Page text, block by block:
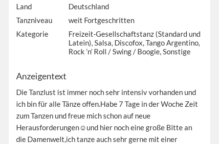
Land
Deutschland
Tanzniveau
weit Fortgeschritten
Kategorie
Freizeit-Gesellschaftstanz (Standard und
Latein), Salsa, Discofox, Tango Argentino,
Rock ’n’ Roll / Swing / Boogie, Sonstige
Anzeigentext
Die Tanzlust ist immer noch sehr intensiv vorhanden und
ich bin für alle Tänze offen.Habe 7 Tage in der Woche Zeit
zum Tanzen und freue mich schon auf neue
Herausforderungen☺️und hier noch eine große Bitte an
die Damenwelt,ich tanze auch sehr gerne mit einer